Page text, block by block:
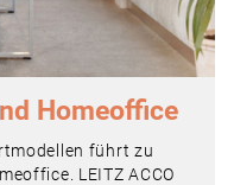
Homeoffice
führt zu
LEITZ ACCO